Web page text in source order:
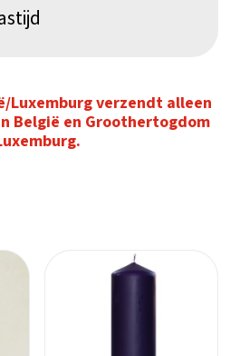
Luxemburg verzendt alleen
België en Groothertogdom